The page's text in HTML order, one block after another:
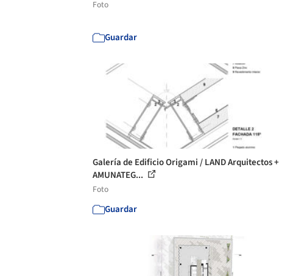
Foto
Guardar
Galería de Edificio Origami / LAND Arquitectos +
AMUNATEG...
Foto
Guardar